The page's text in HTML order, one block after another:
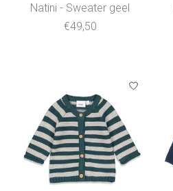
Natini - Sweater geel
€49,50